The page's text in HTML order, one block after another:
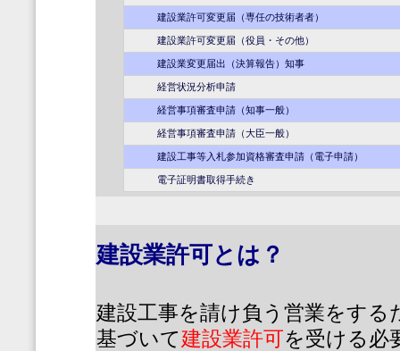
建設業許可変更届（専任の技術者者）
建設業許可変更届（役員・その他）
建設業変更届出（決算報告）知事
経営状況分析申請
経営事項審査申請（知事一般）
経営事項審査申請（大臣一般）
建設工事等入札参加資格審査申請（電子申請）
電子証明書取得手続き
建設業許可とは？
建設工事を請け負う営業をする
基づいて建設業許可を受ける必